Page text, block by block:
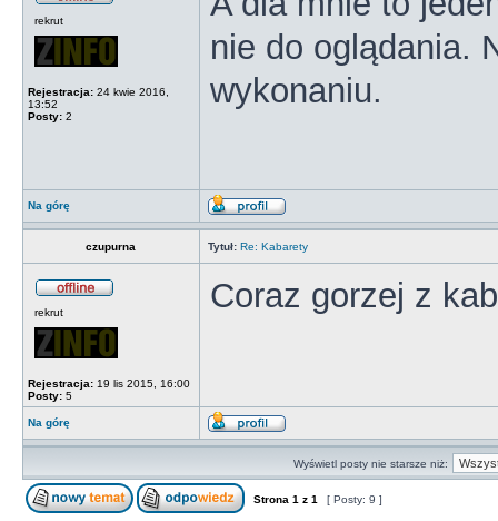
rekrut
Rejestracja: 24 kwie 2016,
13:52
Posty: 2
nie do oglądania.
wykonaniu.
Na górę
czupurna Tytuł: Re: Kabarety
rekrut
Rejestracja: 19 lis 2015, 16:00
Posty: 5
Coraz gorzej z
Na górę
Wyświetl posty nie starsze niż:
Strona 1 z 1 [ Posty: 9 ]